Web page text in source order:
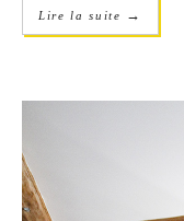
Lire la suite →